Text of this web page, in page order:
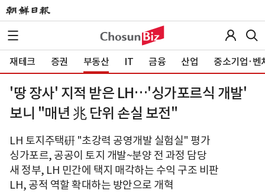
재테크 증권 부동산 IT 금융 산업 중소기업·벤
'땅 장사' 지적 받은 LH…'싱가포르식 개발'
보니 "매년 兆 단위 손실 보전"
LH 토지주택硏 "초강력 공영개발 실험실" 평가
싱가포르, 공공이 토지 개발~분양 전 과정 담당
새 정부, LH 민간에 택지 매각하는 수익 구조 비판
LH, 공적 역할 확대하는 방안으로 개혁